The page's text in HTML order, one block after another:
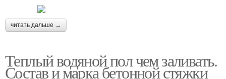
читать дальше →
Теплый водяной пол чем заливать.
Состав и марка бетонной стяжки